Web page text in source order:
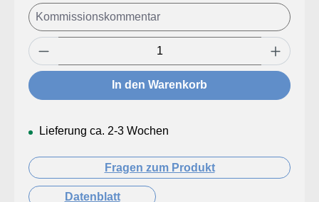
Produkt Anzahl: Gib den gewünschten
In den Warenkorb
Lieferung ca. 2-3 Wochen
Fragen zum Produkt
Datenblatt